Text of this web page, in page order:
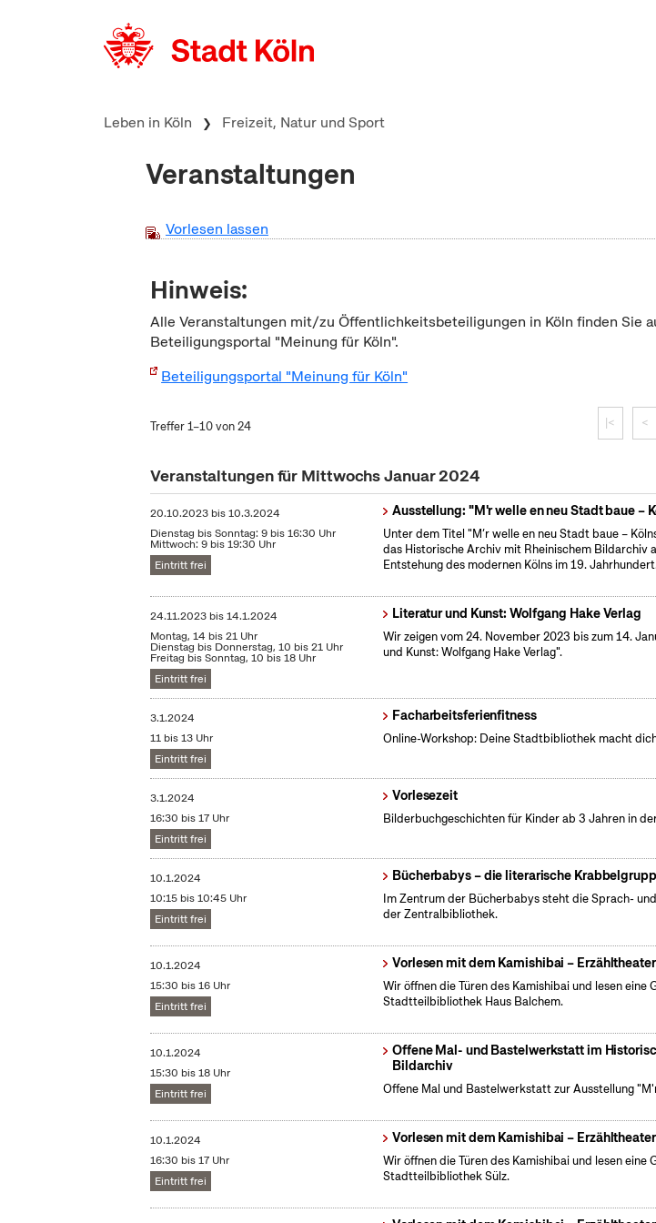
Leben in Köln Freizeit, Natur und Sport
Veranstaltungen
Vorlesen lassen
Hinweis:
Alle Veranstaltungen mit/zu Öffentlichkeitsbeteiligungen in Köln finden Sie
Beteiligungsportal "Meinung für Köln".
Beteiligungsportal "Meinung für Köln"
Treffer 1–10 von 24 |< <
Veranstaltungen für Mittwochs Januar 2024
20.10.2023 bis10.3.2024
Dienstag bis Sonntag: 9 bis 16:30 Uhr
Mittwoch: 9 bis 19:30 Uhr
Eintritt frei
Ausstellung: "M'r welle en neu Stadt baue –
Unter dem Titel "M’r welle en neu Stadt baue –
das Historische Archiv mit Rheinischem Bildarchiv
Entstehung des modernen Kölns im 19.
24.11.2023 bis14.1.2024
Montag, 14 bis 21 Uhr
Dienstag bis Donnerstag, 10 bis 21 Uhr
Freitag bis Sonntag, 10 bis 18 Uhr
Eintritt frei
Literatur und Kunst: Wolfgang Hake Verlag
Wir zeigen vom 24. November 2023 bis zum 14.
und Kunst: Wolfgang Hake Verlag".
3.1.2024
11 bis 13 Uhr
Eintritt frei
Facharbeitsferienfitness
Online-Workshop: Deine Stadtbibliothek macht
3.1.2024
16:30 bis 17 Uhr
Eintritt frei
Vorlesezeit
Bilderbuchgeschichten für Kinder ab 3 Jahren in
10.1.2024
10:15 bis 10:45 Uhr
Eintritt frei
Bücherbabys – die literarische
Im Zentrum der Bücherbabys steht die Sprach-
der Zentralbibliothek.
10.1.2024
15:30 bis 16 Uhr
Eintritt frei
Vorlesen mit dem Kamishibai – Erzähltheater
Wir öffnen die Türen des Kamishibai und lesen eine
Stadtteilbibliothek Haus Balchem.
10.1.2024
15:30 bis 18 Uhr
Eintritt frei
Offene Mal- und Bastelwerkstatt im
Bildarchiv
Offene Mal und Bastelwerkstatt zur Ausstellung
10.1.2024
16:30 bis 17 Uhr
Eintritt frei
Vorlesen mit dem Kamishibai – Erzähltheater
Wir öffnen die Türen des Kamishibai und lesen eine
Stadtteilbibliothek Sülz.